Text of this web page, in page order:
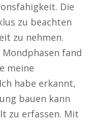
Die
zu beachten
zu nehmen.
fand
meine
habe erkannt,
bauen kann
zu erfassen. Mit